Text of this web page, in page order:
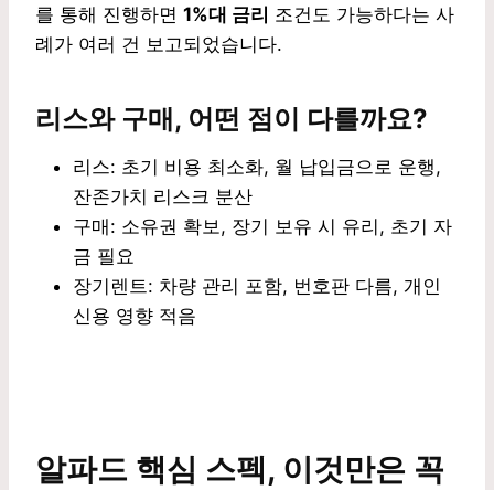
를 통해 진행하면 1%대 금리 조건도 가능하다는 사
례가 여러 건 보고되었습니다.
리스와 구매, 어떤 점이 다를까요?
리스: 초기 비용 최소화, 월 납입금으로 운행,
잔존가치 리스크 분산
구매: 소유권 확보, 장기 보유 시 유리, 초기 자
금 필요
장기렌트: 차량 관리 포함, 번호판 다름, 개인
신용 영향 적음
알파드 핵심 스펙, 이것만은 꼭